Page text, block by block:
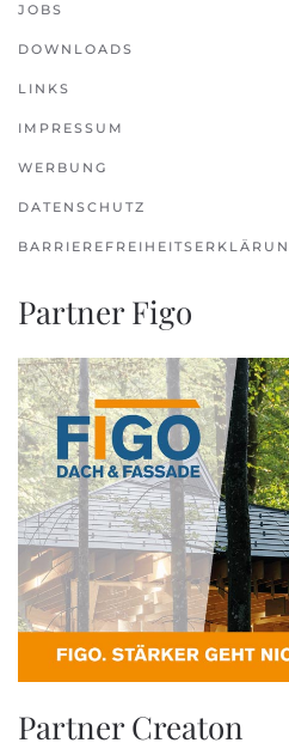
JOBS
DOWNLOADS
LINKS
IMPRESSUM
WERBUNG
DATENSCHUTZ
Partner Figo
Partner Creaton